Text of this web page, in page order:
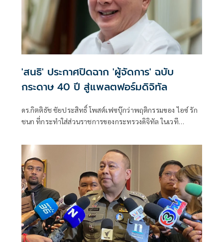
'สนธิ' ประกาศปิดฉาก 'ผู้จัดการ' ฉบับ
กระดาษ 40 ปี สู่แพลตฟอร์มดิจิทัล
ดร.กิตติธัช ชัยประสิทธิ์ โพสต์เฟซบุ๊กว่าพฤติกรรมของ ไอซ์ รัก
ชนก ที่กระทำใส่ส่วนราชการของกระทรวงดิจิทัล ในเวที
ตัวเองว่า "ดิฉันเข้าใจแล้วว่าทำไมท่านถึงได้เลื่อนตำแหน่ง"